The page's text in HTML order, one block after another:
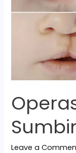
Leave a